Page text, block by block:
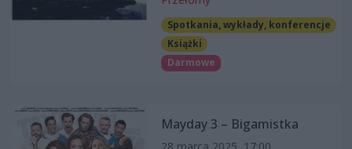
Spotkania, wykłady, konferencje
Książki
Darmowe
Mayday 3 – Bigamistka
28 marca 2025, 17:00